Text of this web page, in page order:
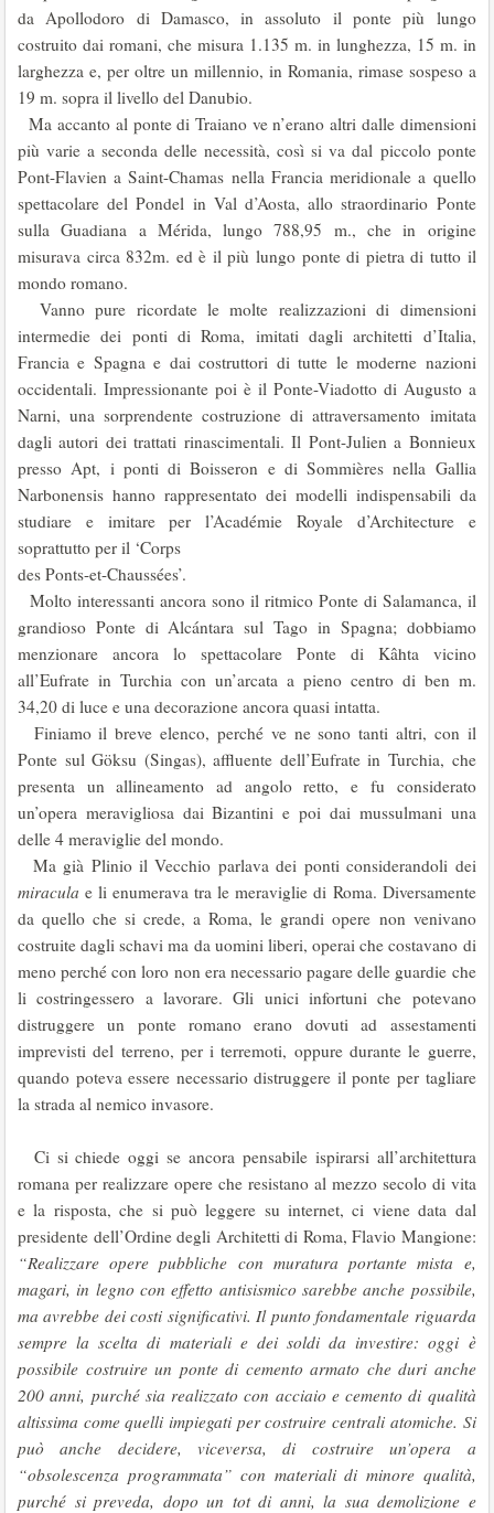
da Apollodoro di Damasco, in assoluto il ponte più lungo
costruito dai romani, che misura 1.135 m. in lunghezza, 15 m. in
larghezza e, per oltre un millennio, in Romania, rimase sospeso a
19 m. sopra il livello del Danubio.
Ma accanto al ponte di Traiano ve n’erano altri dalle dimensioni
più varie a seconda delle necessità, così si va dal piccolo ponte
Pont-Flavien a Saint-Chamas nella Francia meridionale a quello
spettacolare del Pondel in Val d’Aosta, allo straordinario Ponte
sulla Guadiana a Mérida, lungo 788,95 m., che in origine
misurava circa 832m. ed è il più lungo ponte di pietra di tutto il
mondo romano.
Vanno pure ricordate le molte realizzazioni di dimensioni
intermedie dei ponti di Roma, imitati dagli architetti d’Italia,
Francia e Spagna e dai costruttori di tutte le moderne nazioni
occidentali. Impressionante poi è il Ponte-Viadotto di Augusto a
Narni, una sorprendente costruzione di attraversamento imitata
dagli autori dei trattati rinascimentali. Il Pont-Julien a Bonnieux
presso Apt, i ponti di Boisseron e di Sommières nella Gallia
Narbonensis hanno rappresentato dei modelli indispensabili da
studiare e imitare per l’Académie Royale d’Architecture e
soprattutto per il ‘Corps
des Ponts-et-Chaussées’.
Molto interessanti ancora sono il ritmico Ponte di Salamanca, il
grandioso Ponte di Alcántara sul Tago in Spagna; dobbiamo
menzionare ancora lo spettacolare Ponte di Kâhta vicino
all’Eufrate in Turchia con un’arcata a pieno centro di ben m.
34,20 di luce e una decorazione ancora quasi intatta.
Finiamo il breve elenco, perché ve ne sono tanti altri, con il
Ponte sul Göksu (Singas), affluente dell’Eufrate in Turchia, che
presenta un allineamento ad angolo retto, e fu considerato
un’opera meravigliosa dai Bizantini e poi dai mussulmani una
delle 4 meraviglie del mondo.
Ma già Plinio il Vecchio parlava dei ponti considerandoli dei
miracula e li enumerava tra le meraviglie di Roma. Diversamente
da quello che si crede, a Roma, le grandi opere non venivano
costruite dagli schavi ma da uomini liberi, operai che costavano di
meno perché con loro non era necessario pagare delle guardie che
li costringessero a lavorare. Gli unici infortuni che potevano
distruggere un ponte romano erano dovuti ad assestamenti
imprevisti del terreno, per i terremoti, oppure durante le guerre,
quando poteva essere necessario distruggere il ponte per tagliare
la strada al nemico invasore.
Ci si chiede oggi se ancora pensabile ispirarsi all’architettura
romana per realizzare opere che resistano al mezzo secolo di vita
e la risposta, che si può leggere su internet, ci viene data dal
presidente dell’Ordine degli Architetti di Roma, Flavio Mangione:
“Realizzare opere pubbliche con muratura portante mista e,
magari, in legno con effetto antisismico sarebbe anche possibile,
ma avrebbe dei costi significativi. Il punto fondamentale riguarda
sempre la scelta di materiali e dei soldi da investire: oggi è
possibile costruire un ponte di cemento armato che duri anche
200 anni, purché sia realizzato con acciaio e cemento di qualità
altissima come quelli impiegati per costruire centrali atomiche. Si
può anche decidere, viceversa, di costruire un’opera a
“obsolescenza programmata” con materiali di minore qualità,
purché si preveda, dopo un tot di anni, la sua demolizione e